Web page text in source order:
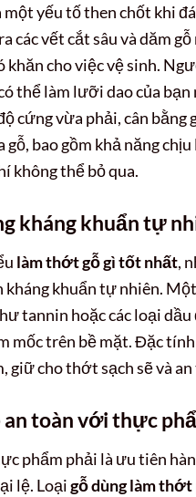
yếu tố then chốt khi
các vết cắt sâu và dăm
khăn cho việc vệ sinh.
thể làm lưỡi dao của
cứng vừa phải, cân
gỗ, bao gồm khả năng
không thể bỏ qua.
kháng khuẩn tự
làm thớt gỗ gì tốt nhất,
kháng khuẩn tự nhiên.
tannin hoặc các loại
mốc trên bề mặt. Đặc
giữ cho thớt sạch sẽ và
toàn với thực
phẩm phải là ưu tiên
lệ. Loạigỗ dùng làm thớt